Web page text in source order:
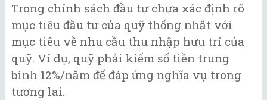
Trong chính sách đầu tư chưa xác định rõ
mục tiêu đầu tư của quỹ thống nhất với
mục tiêu về nhu cầu thu nhập hưu trí của
quỹ. Ví dụ, quỹ phải kiếm số tiền trung
bình 12%/năm để đáp ứng nghĩa vụ trong
tương lai.